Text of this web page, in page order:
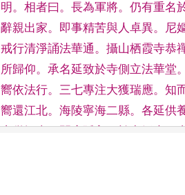
明。相者曰 。長為軍將。仍有重名
辭親出家。 即事精苦與人卓異。
尼
戒行清淨誦法華通。攝山栖霞寺恭
所歸仰。承名延致於寺側立法華堂
嚮依法行。三七專注大獲瑞應。知
嚮還江北。海陵寧海二縣。各延供